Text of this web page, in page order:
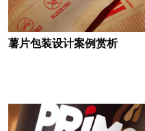
薯片包装设计案例赏析